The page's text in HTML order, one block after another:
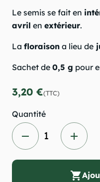
Le semis se fait en
avril en extérieur.
La floraison a lieu de
Sachet de 0,5 g pour
3,20 €(TTC)
Quantité
remove add
shopping_cart